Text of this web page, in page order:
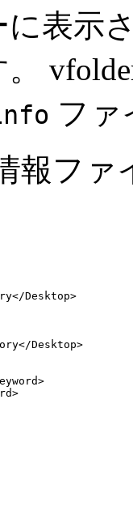
表示
ファ
報フ
Desktop>
Desktop>